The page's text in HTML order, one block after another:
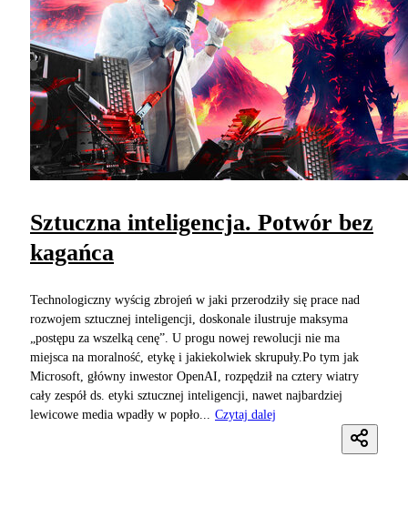
Sztuczna inteligencja. Potwór bez
kagańca
Technologiczny wyścig zbrojeń w jaki przerodziły się prace nad
rozwojem sztucznej inteligencji, doskonale ilustruje maksyma
„postępu za wszelką cenę”. U progu nowej rewolucji nie ma
miejsca na moralność, etykę i jakiekolwiek skrupuły.Po tym jak
Microsoft, główny inwestor OpenAI, rozpędził na cztery wiatry
cały zespół ds. etyki sztucznej inteligencji, nawet najbardziej
lewicowe media wpadły w popło... Czytaj dalej